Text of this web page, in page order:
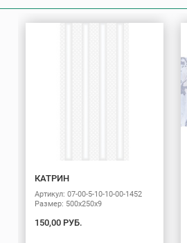
КАТРИН
Артикул: 07-00-5-10-10-00-1452
Размер: 500х250х9
150,00 РУБ.